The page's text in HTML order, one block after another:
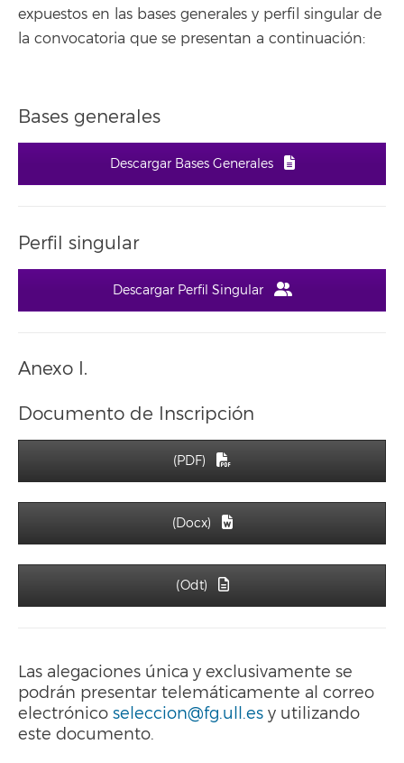
expuestos en las bases generales y perfil singular de
la convocatoria que se presentan a continuación:
Bases generales
Descargar Bases Generales
Perfil singular
Descargar Perfil Singular
Anexo I.
Documento de Inscripción
(PDF)
(Docx)
(Odt)
Las alegaciones única y exclusivamente se
podrán presentar telemáticamente al correo
electrónico seleccion@fg.ull.es y utilizando
este documento.